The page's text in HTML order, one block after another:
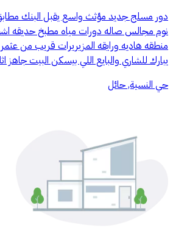
دور مسلج جديد مؤثث واسع يقبل البنك
نوم مجالس صاله دورات مياه مطبخ حديقه
منطقه هاديه ورايقه المزيريرات قريب من
يبارك للشاري والبايع اللي بيسكن البيت جاهز
حي النسية, حائل